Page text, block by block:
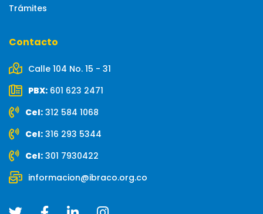
Trámites
Contacto
Calle 104 No. 15 - 31
PBX: 601 623 2471
Cel: 312 584 1068
Cel: 316 293 5344
Cel: 301 7930422
informacion@ibraco.org.co